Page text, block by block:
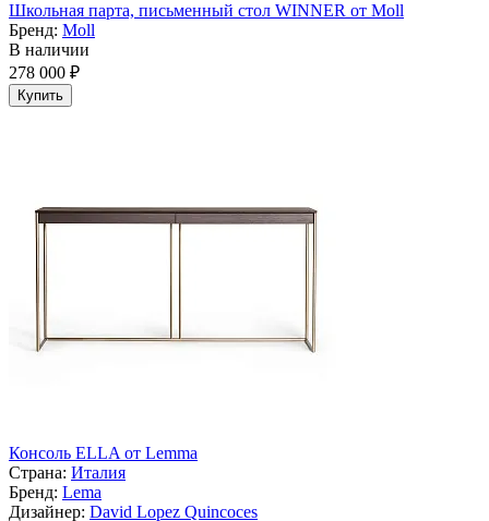
Школьная парта, письменный стол WINNER от Moll
Бренд: Moll
В наличии
278 000 ₽
Купить
Консоль ELLA от Lemma
Страна: Италия
Бренд: Lema
Дизайнер: David Lopez Quincoces